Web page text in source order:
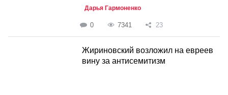
Дарья Гармоненко
0 7341 23
Жириновский возложил на евреев
вину за антисемитизм